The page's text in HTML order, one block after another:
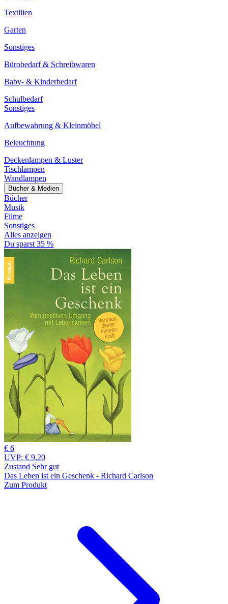
Textilien
Garten
Sonstiges
Bürobedarf & Schreibwaren
Baby- & Kinderbedarf
Schulbedarf
Sonstiges
Aufbewahrung & Kleinmöbel
Beleuchtung
Deckenlampen & Luster
Tischlampen
Wandlampen
Bücher & Medien
Bücher
Musik
Filme
Sonstiges
Alles anzeigen
Du sparst 35 %
€ 6
UVP: € 9,20
Zustand Sehr gut
Das Leben ist ein Geschenk - Richard Carlson
Zum Produkt